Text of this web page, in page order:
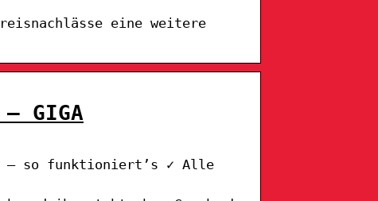
eine weitere
GIGA
– so funktioniert’s ✓ Alle